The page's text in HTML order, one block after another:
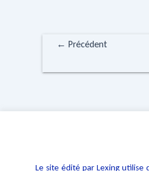
← Précédent
Le site édité par Lexing